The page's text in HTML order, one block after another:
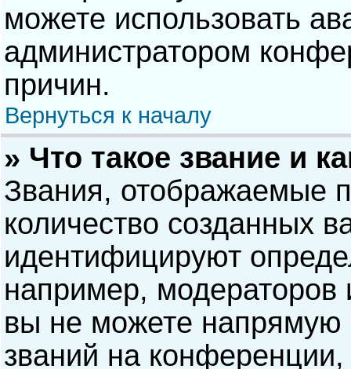
можете использовать
администратором
причин.
Вернуться к началу
» Что такое звание и
Звания, отображаемые
количество созданных
идентифицируют
например,
вы не можете напрямую
званий на